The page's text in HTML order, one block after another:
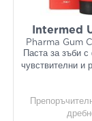
Intermed
Pharma Gum
Паста за зъби
чувствителни и